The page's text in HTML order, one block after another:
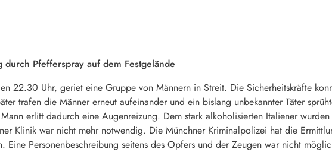
Pfefferspray auf dem Festgelände
22.30 Uhr, geriet eine Gruppe von Männern in Streit. Die Sicherheitskräfte
trafen die Männer erneut aufeinander und ein bislang unbekannter Täter
erlitt dadurch eine Augenreizung. Dem stark alkoholisierten Italiener
Klinik war nicht mehr notwendig. Die Münchner Kriminalpolizei hat die
Eine Personenbeschreibung seitens des Opfers und der Zeugen war nicht